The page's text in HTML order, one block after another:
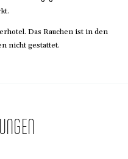
Das Rauchen ist in den
nicht gestattet.